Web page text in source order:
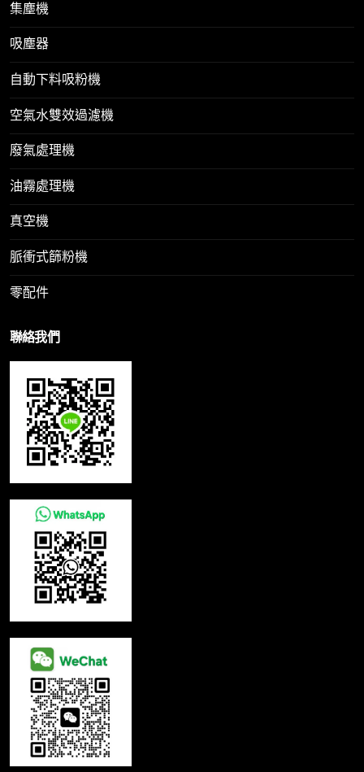
集塵機
吸塵器
自動下料吸粉機
空氣水雙效過濾機
廢氣處理機
油霧處理機
真空機
脈衝式篩粉機
零配件
聯絡我們